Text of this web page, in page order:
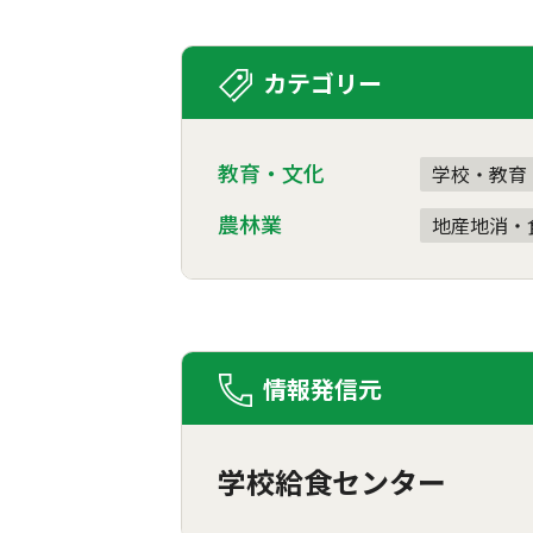
カテゴリー
教育・文化 学校・教育
農林業 地産地消・
情報発信元
学校給食センター